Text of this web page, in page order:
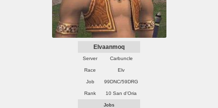
Elvaanmoq
Server Carbuncle
Race Elv
Job 99DNC/59DRG
Rank 10 San d'Oria
Jobs